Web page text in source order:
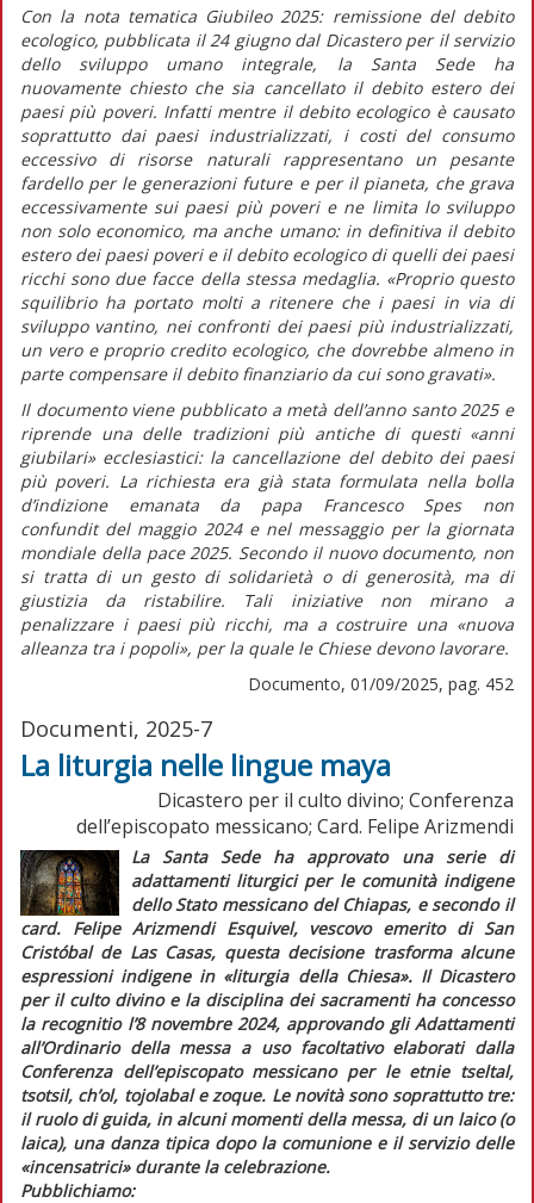
Con la nota tematica Giubileo 2025: remissione del debito
ecologico, pubblicata il 24 giugno dal Dicastero per il servizio
dello sviluppo umano integrale, la Santa Sede ha
nuovamente chiesto che sia cancellato il debito estero dei
paesi più poveri. Infatti mentre il debito ecologico è causato
soprattutto dai paesi industrializzati, i costi del consumo
eccessivo di risorse naturali rappresentano un pesante
fardello per le generazioni future e per il pianeta, che grava
eccessivamente sui paesi più poveri e ne limita lo sviluppo
non solo economico, ma anche umano: in definitiva il debito
estero dei paesi poveri e il debito ecologico di quelli dei paesi
ricchi sono due facce della stessa medaglia. «Proprio questo
squilibrio ha portato molti a ritenere che i paesi in via di
sviluppo vantino, nei confronti dei paesi più industrializzati,
un vero e proprio credito ecologico, che dovrebbe almeno in
parte compensare il debito finanziario da cui sono gravati».
Il documento viene pubblicato a metà dell’anno santo 2025 e
riprende una delle tradizioni più antiche di questi «anni
giubilari» ecclesiastici: la cancellazione del debito dei paesi
più poveri. La richiesta era già stata formulata nella bolla
d’indizione emanata da papa Francesco Spes non
confunditdel maggio 2024 e nel messaggio per la giornata
mondiale della pace 2025. Secondo il nuovo documento, non
si tratta di un gesto di solidarietà o di generosità, ma di
giustizia da ristabilire. Tali iniziative non mirano a
penalizzare i paesi più ricchi, ma a costruire una «nuova
alleanza tra i popoli», per la quale le Chiese devono lavorare.
Documento, 01/09/2025, pag. 452
Documenti, 2025-7
La liturgia nelle lingue maya
Dicastero per il culto divino; Conferenza
dell’episcopato messicano; Card. Felipe Arizmendi
La Santa Sede ha approvato una serie di
adattamenti liturgici per le comunità indigene
dello Stato messicano del Chiapas, e secondo il
card. Felipe Arizmendi Esquivel, vescovo emerito di San
Cristóbal de Las Casas, questa decisione trasforma alcune
espressioni indigene in «liturgia della Chiesa». Il Dicastero
per il culto divino e la disciplina dei sacramenti ha concesso
la recognitiol’8 novembre 2024, approvando gliAdattamenti
all’Ordinario della messa a uso facoltativoelaborati dalla
Conferenza dell’episcopato messicano per le etnie tseltal,
tsotsil, ch’ol, tojolabalezoque. Le novità sono soprattutto tre:
il ruolo di guida, in alcuni momenti della messa, di un laico (o
laica), una danza tipica dopo la comunione e il servizio delle
«incensatrici» durante la celebrazione.
Pubblichiamo: